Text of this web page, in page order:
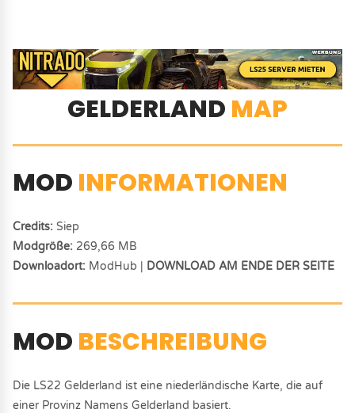
GELDERLAND MAP
MOD INFORMATIONEN
Credits: Siep
Modgröße: 269,66 MB
Downloadort: ModHub | DOWNLOAD AM ENDE DER SEITE
MOD BESCHREIBUNG
Die LS22 Gelderland ist eine niederländische Karte, die auf
einer Provinz Namens Gelderland basiert.